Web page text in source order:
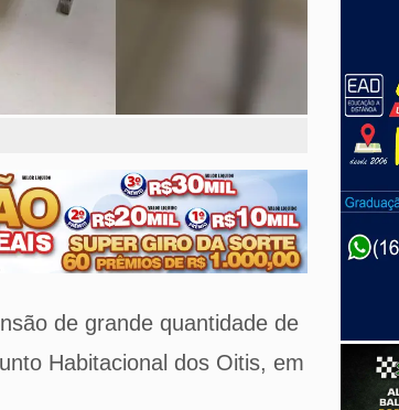
de grande quantidade de
Habitacional dos Oitis, em